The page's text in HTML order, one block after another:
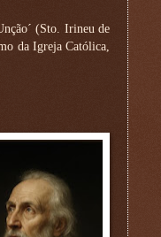
(Sto. Irineu de
da Igreja Católica,